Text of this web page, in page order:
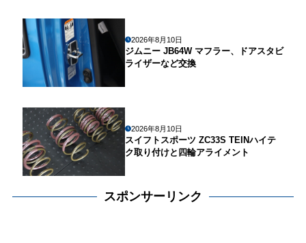
2026年8月10日
ジムニー JB64W マフラー、ドアスタビ
ライザーなど交換
2026年8月10日
スイフトスポーツ ZC33S TEINハイテ
ク取り付けと四輪アライメント
スポンサーリンク